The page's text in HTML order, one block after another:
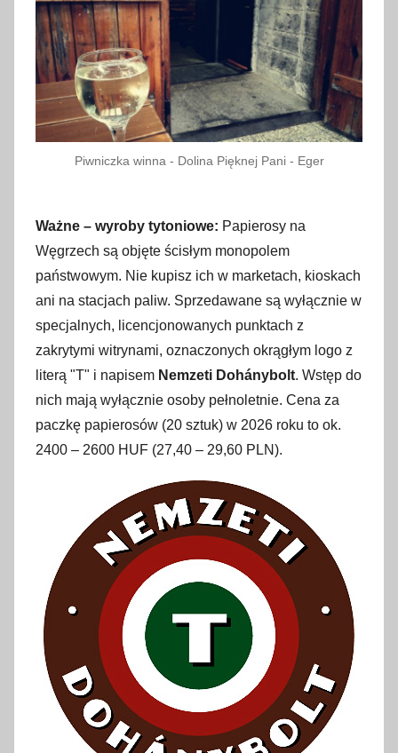
Piwniczka winna - Dolina Pięknej Pani - Eger
Ważne – wyroby tytoniowe: Papierosy na
Węgrzech są objęte ścisłym monopolem
państwowym. Nie kupisz ich w marketach, kioskach
ani na stacjach paliw. Sprzedawane są wyłącznie w
specjalnych, licencjonowanych punktach z
zakrytymi witrynami, oznaczonych okrągłym logo z
literą "T" i napisem Nemzeti Dohánybolt. Wstęp do
nich mają wyłącznie osoby pełnoletnie. Cena za
paczkę papierosów (20 sztuk) w 2026 roku to ok.
2400 – 2600 HUF (27,40 – 29,60 PLN).